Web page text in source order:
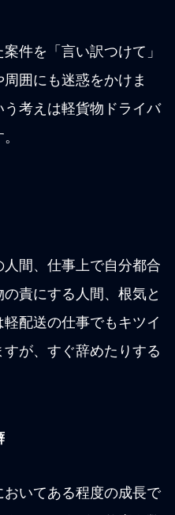
件を「言い訳つけて」
囲にも迷惑をかけま
考えは軽貨物ドライバ
間、仕事上で自分都合
責にする人間、根気と
配送の仕事でもキツイ
が、すぐ辞めたりする
いてある程度の成長で